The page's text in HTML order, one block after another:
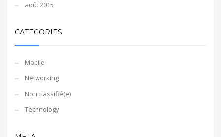
août 2015
CATEGORIES
Mobile
Networking
Non classifié(e)
Technology